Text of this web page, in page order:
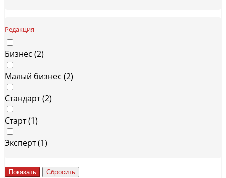
Редакция
Бизнес (2)
Малый бизнес (2)
Стандарт (2)
Старт (1)
Эксперт (1)